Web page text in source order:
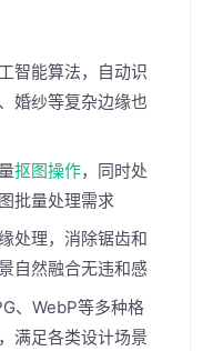
智能算法，自动识
婚纱等复杂边缘也
抠图操作，同时处
批量处理需求
处理，消除锯齿和
自然融合无违和感
、WebP等多种格
满足各类设计场景